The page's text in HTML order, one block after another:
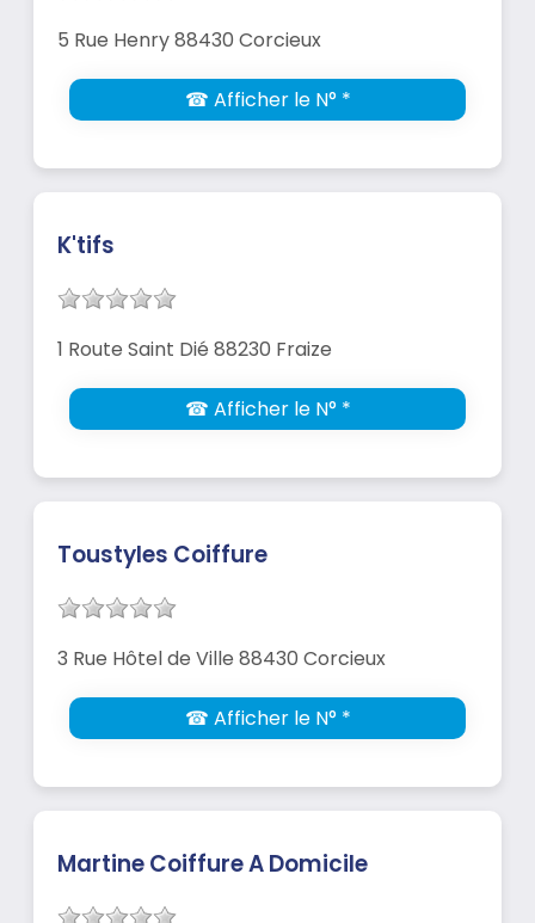
5 Rue Henry 88430 Corcieux
☎ Afficher le N° *
K'tifs
1 Route Saint Dié 88230 Fraize
☎ Afficher le N° *
Toustyles Coiffure
3 Rue Hôtel de Ville 88430 Corcieux
☎ Afficher le N° *
Martine Coiffure A Domicile